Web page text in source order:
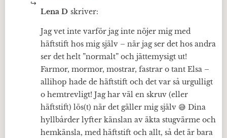
Lena D skriver:
Jag vet inte varför jag inte nöjer mig med
häftstift hos mig själv – när jag ser det hos andra
ser det helt ”normalt” och jättemysigt ut!
Farmor, mormor, mostrar, fastrar o tant Elsa –
allihop hade de häftstift och det var så urgulligt
o hemtrevligt! Jag har väl en skruv (eller
häftstift) lös(t) när det gäller mig själv 😅 Dina
hyllbårder lyfter känslan av äkta stugvärme och
hemkänsla, med häftstift och allt, så det är bara